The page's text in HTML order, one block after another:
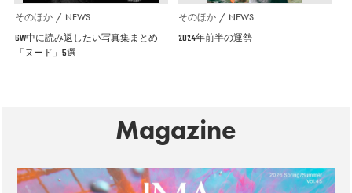
そのほか NEWS
GW中に読み返したい写真集まとめ
「ヌード」5選
そのほか NEWS
2024年前半の運勢
Magazine